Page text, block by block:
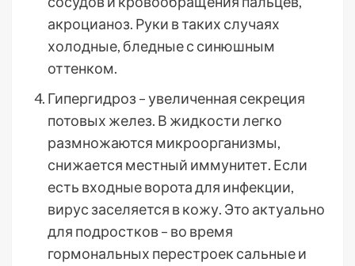
акроцианоз. Руки в таких случаях
холодные, бледные с синюшным
оттенком.
Гипергидроз – увеличенная секреция
потовых желез. В жидкости легко
размножаются микроорганизмы,
снижается местный иммунитет. Если
есть входные ворота для инфекции,
вирус заселяется в кожу. Это актуально
для подростков – во время
гормональных перестроек сальные и